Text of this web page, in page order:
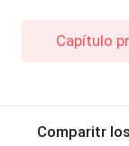
Capítulo
Comparitr